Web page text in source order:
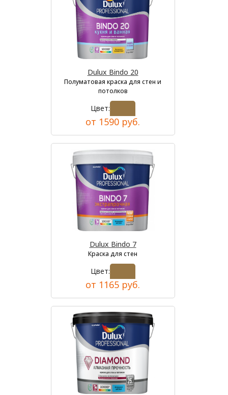
Dulux Bindo 20
Полуматовая краска для стен и
потолков
Цвет:
от 1590 руб.
Dulux Bindo 7
Краска для стен
Цвет:
от 1165 руб.